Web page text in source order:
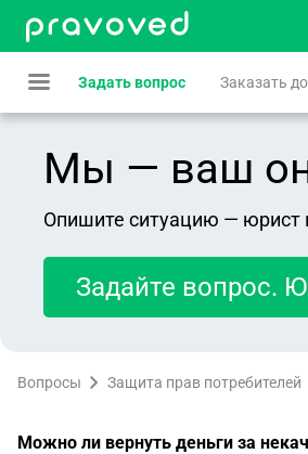
Задать вопрос Заказать
Мы — ваш
Опишите ситуацию — юрист
Задайте вопрос.
Вопросы Защита прав потребителей
Можно ли вернуть деньги за